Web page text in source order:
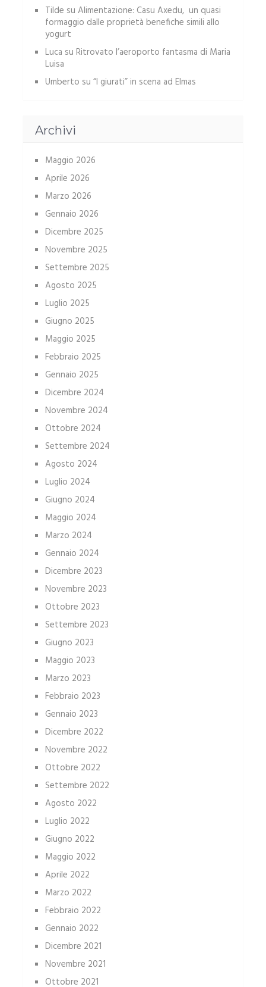
Tilde su Alimentazione: Casu Axedu, un quasi
formaggio dalle proprietà benefiche simili allo
yogurt
Luca su Ritrovato l’aeroporto fantasma di Maria
Luisa
Umberto su “I giurati” in scena ad Elmas
Archivi
Maggio 2026
Aprile 2026
Marzo 2026
Gennaio 2026
Dicembre 2025
Novembre 2025
Settembre 2025
Agosto 2025
Luglio 2025
Giugno 2025
Maggio 2025
Febbraio 2025
Gennaio 2025
Dicembre 2024
Novembre 2024
Ottobre 2024
Settembre 2024
Agosto 2024
Luglio 2024
Giugno 2024
Maggio 2024
Marzo 2024
Gennaio 2024
Dicembre 2023
Novembre 2023
Ottobre 2023
Settembre 2023
Giugno 2023
Maggio 2023
Marzo 2023
Febbraio 2023
Gennaio 2023
Dicembre 2022
Novembre 2022
Ottobre 2022
Settembre 2022
Agosto 2022
Luglio 2022
Giugno 2022
Maggio 2022
Aprile 2022
Marzo 2022
Febbraio 2022
Gennaio 2022
Dicembre 2021
Novembre 2021
Ottobre 2021